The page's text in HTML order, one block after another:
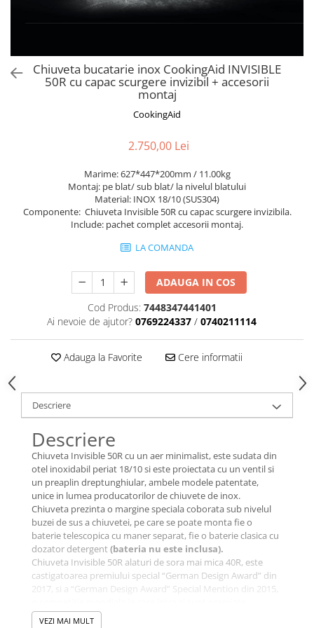
Aspiratoare verticale
Ingrijirea rufelor si a vaselor
Masini de spalat vase
Masini de spalat rufe cu uscator
Chiuveta bucatarie inox CookingAid INVISIBLE
50R cu capac scurgere invizibil + accesorii
montaj
CookingAid
2.750,00 Lei
Marime: 627*447*200mm / 11.00kg
Montaj: pe blat/ sub blat/ la nivelul blatului
Material: INOX 18/10 (SUS304)
Componente: Chiuveta Invisible 50R cu capac scurgere invizibila.
Include: pachet complet accesorii montaj.
LA COMANDA
ADAUGA IN COS
Cod Produs: 7448347441401
Ai nevoie de ajutor? 0769224337 / 0740211114
Adauga la Favorite Cere informatii
Descriere
Descriere
Chiuveta Invisible 50R cu un aer minimalist, este sudata din
otel inoxidabil periat 18/10 si este proiectata cu un ventil si
un preaplin dreptunghiular, ambele modele patentate,
unice in lumea producatorilor de chiuvete de inox.
Chiuveta prezinta o margine speciala coborata sub nivelul
buzei de sus a chiuvetei, pe care se poate monta fie o
baterie telescopica cu maner separat, fie o baterie clasica cu
dozator detergent(bateria nu este inclusa).
Chiuveta Invisible 50R alaturi de sora mai mica 40R, este
castigatoarea premiului special “German Design Award” din
2017, si a “German Design Award” Special Mention din 2015,
produse care exceleaza prin inovatie si care contribuie direct
VEZI MAI MULT